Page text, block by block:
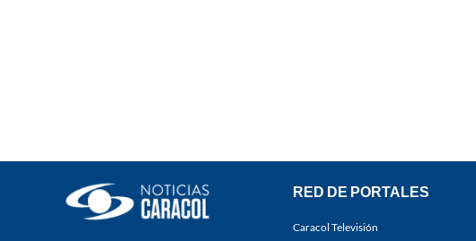
RED DE PORTALES
Caracol Televisión